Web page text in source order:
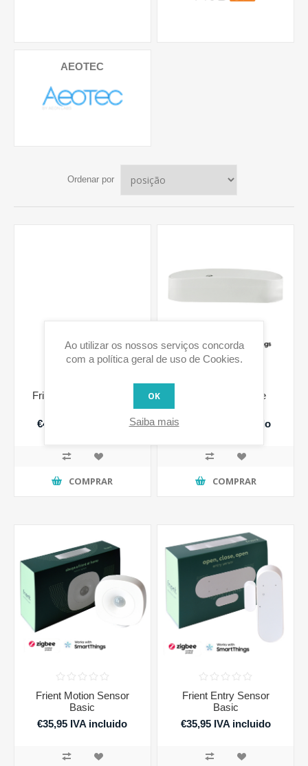
AEOTEC
Ordenar por
Frient Smart Plug Mini
€43,04 IVA incluido
COMPRAR
frient Smart Cable
€65,93 IVA incluido
COMPRAR
Frient Motion Sensor
Basic
€35,95 IVA incluido
Frient Entry Sensor
Basic
€35,95 IVA incluido
Ao utilizar os nossos serviços concorda
com a política geral de uso de Cookies.
OK
Saiba mais